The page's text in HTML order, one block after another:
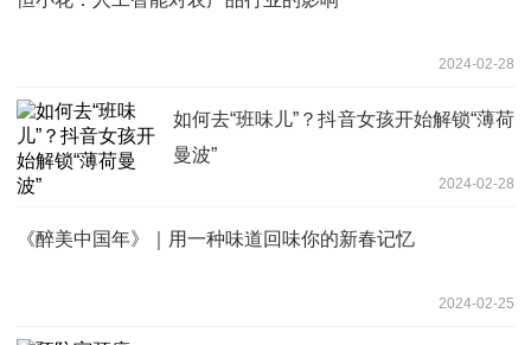
2024-02-28
如何去“班味儿”？抖音女孩开始解锁“薄荷
曼波”
2024-02-28
《醉美中国年》｜用一种味道回味你的新春记忆
2024-02-25